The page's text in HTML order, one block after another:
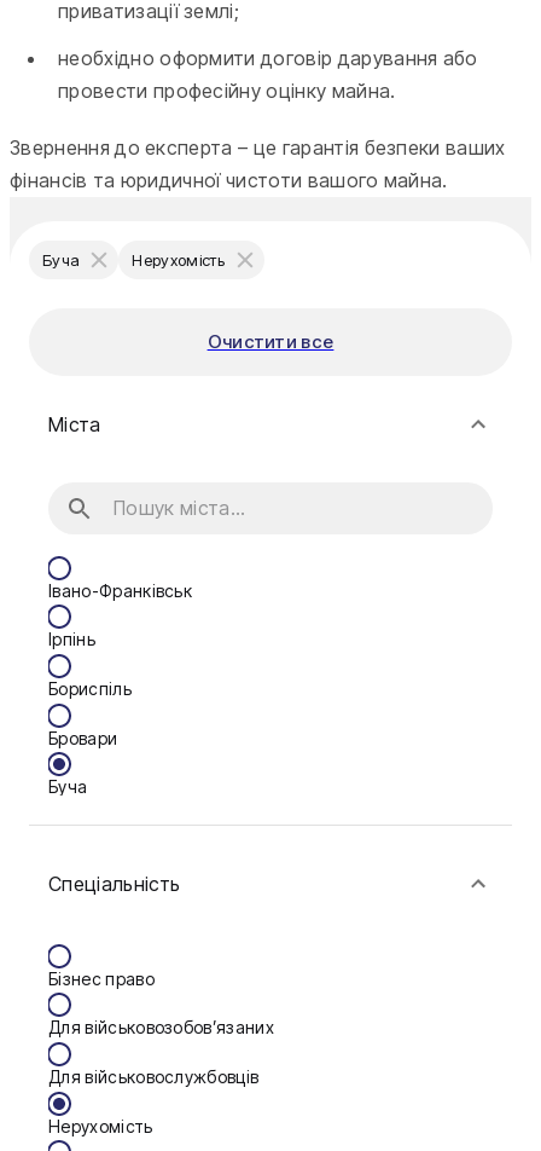
приватизації землі;
необхідно оформити договір дарування або
провести професійну оцінку майна.
Звернення до експерта – це гарантія безпеки ваших
фінансів та юридичної чистоти вашого майна.
Буча Нерухомість
Очистити все
Міста
Івано-Франківськ
Ірпінь
Бориспіль
Бровари
Буча
Васильків
Дніпро
Запоріжжя
Калуш
Кам'янське
Спеціальність
Бізнес право
Для військовозобов’язаних
Для військовослужбовців
Нерухомість